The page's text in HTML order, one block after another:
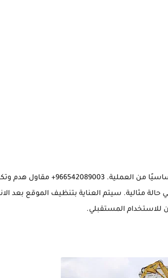
بعد انتهاء الأعمال، يعد التنظيف الجيد جزءًا أساسيًا من
مثالية. سيتم العناية بتنظيف الموقع بعد
للاستخدام المستقبلي.